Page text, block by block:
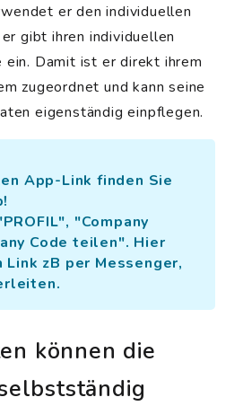
er den individuellen
gibt ihren individuellen
ein. Damit ist er direkt ihrem
zugeordnet und kann seine
eigenständig einpflegen.
App-Link finden Sie
"Company
Code teilen". Hier
Link zB per Messenger,
können die